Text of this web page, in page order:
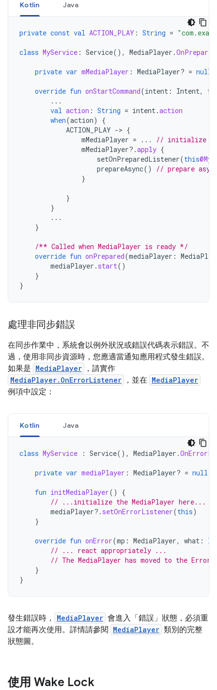
Kotlin Java
private const val ACTION_PLAY : String =
class MyService : Service(), MediaPlayer .
private var mMediaPlayer : MediaPlayer? = null
override fun onStartCommand(intent : Intent,
...
val action : String = intent.action
when(action)
{
ACTION_PLAY -> {
mMediaPlayer = ...
// initialize it
mMediaPlayer?.apply {
setOnPreparedListener(this
prepareAsync()
// prepare
}
}
}
...
}
/** Called when MediaPlayer is ready */
override fun onPrepared(mediaPlayer :
mediaPlayer . start()
}
}
處理非同步錯誤
在同步作業中，系統會以例外狀況或錯誤代碼表示錯誤。不
過，使用非同步資源時，您應適當通知應用程式發生錯誤。
如果是 MediaPlayer ，請實作
MediaPlayer.OnErrorListener ，並在 MediaPlayer
例項中設定：
Kotlin Java
class MyService : Service(), MediaPlayer .
private var mediaPlayer : MediaPlayer? = null
fun initMediaPlayer()
{
// ...initialize the MediaPlayer here...
mediaPlayer?. setOnErrorListener(this)
}
override fun onError(mp : MediaPlayer, what :
// ... react appropriately ...
// The MediaPlayer has moved to the
}
}
發生錯誤時， MediaPlayer 會進入「錯誤」 狀態，必須重
設才能再次使用。詳情請參閱
MediaPlayer 類別的完整
狀態圖。
使用 Wake Lock